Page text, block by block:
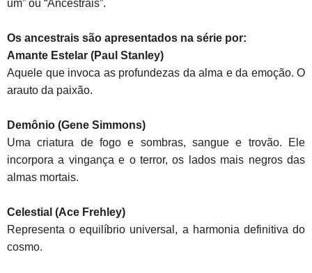
um” ou “Ancestrais”.
Os ancestrais são apresentados na série por:
Amante Estelar (Paul Stanley)
Aquele que invoca as profundezas da alma e da emoção. O
arauto da paixão.
Demônio (Gene Simmons)
Uma criatura de fogo e sombras, sangue e trovão. Ele
incorpora a vingança e o terror, os lados mais negros das
almas mortais.
Celestial (Ace Frehley)
Representa o equilíbrio universal, a harmonia definitiva do
cosmo.